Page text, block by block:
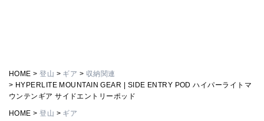
HOME 登山 ギア
収納関連
HYPERLITE MOUNTAIN GEAR | SIDE ENTRY POD ハイパーライトマ
ウンテンギア サイドエントリーポッド
HOME 登山 ギア